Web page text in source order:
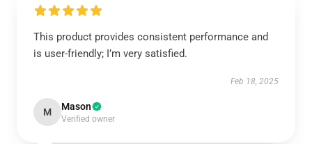
This product provides consistent performance and
is user-friendly; I’m very satisfied.
Feb 18, 2025
M Mason
Verified owner